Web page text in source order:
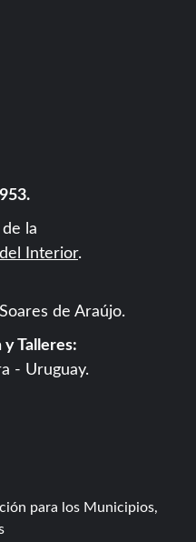
la
Interior.
de Araújo.
Talleres:
- Uruguay.
para los Municipios,